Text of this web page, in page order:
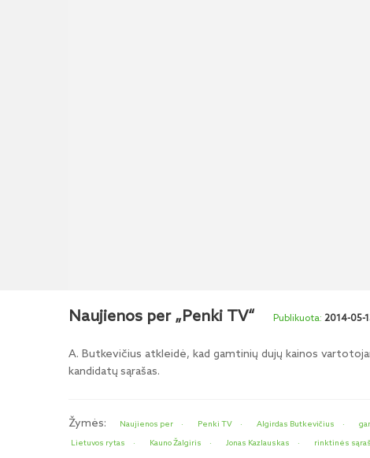
Naujienos per „Penki TV“ 2014-05-
A. Butkevičius atkleidė, kad gamtinių dujų kainos
kandidatų sąrašas.
Žymės: Naujienos per Penki TV Algirdas Butkevičius
Lietuvos rytas
Kauno Žalgiris Jonas Kazlauskas rinktinės